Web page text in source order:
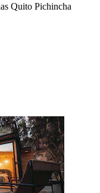
Quito Pichincha